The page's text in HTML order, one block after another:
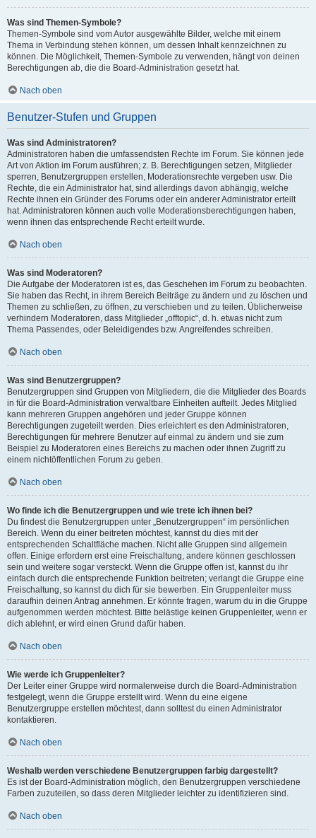
Was sind Themen-Symbole?
Themen-Symbole sind vom Autor ausgewählte Bilder, welche mit einem
Thema in Verbindung stehen können, um dessen Inhalt kennzeichnen zu
können. Die Möglichkeit, Themen-Symbole zu verwenden, hängt von deinen
Berechtigungen ab, die die Board-Administration gesetzt hat.
Nach oben
Benutzer-Stufen und Gruppen
Was sind Administratoren?
Administratoren haben die umfassendsten Rechte im Forum. Sie können jede
Art von Aktion im Forum ausführen; z. B. Berechtigungen setzen, Mitglieder
sperren, Benutzergruppen erstellen, Moderationsrechte vergeben usw. Die
Rechte, die ein Administrator hat, sind allerdings davon abhängig, welche
Rechte ihnen ein Gründer des Forums oder ein anderer Administrator erteilt
hat. Administratoren können auch volle Moderationsberechtigungen haben,
wenn ihnen das entsprechende Recht erteilt wurde.
Nach oben
Was sind Moderatoren?
Die Aufgabe der Moderatoren ist es, das Geschehen im Forum zu beobachten.
Sie haben das Recht, in ihrem Bereich Beiträge zu ändern und zu löschen und
Themen zu schließen, zu öffnen, zu verschieben und zu teilen. Üblicherweise
verhindern Moderatoren, dass Mitglieder „offtopic“, d. h. etwas nicht zum
Thema Passendes, oder Beleidigendes bzw. Angreifendes schreiben.
Nach oben
Was sind Benutzergruppen?
Benutzergruppen sind Gruppen von Mitgliedern, die die Mitglieder des Boards
in für die Board-Administration verwaltbare Einheiten aufteilt. Jedes Mitglied
kann mehreren Gruppen angehören und jeder Gruppe können
Berechtigungen zugeteilt werden. Dies erleichtert es den Administratoren,
Berechtigungen für mehrere Benutzer auf einmal zu ändern und sie zum
Beispiel zu Moderatoren eines Bereichs zu machen oder ihnen Zugriff zu
einem nichtöffentlichen Forum zu geben.
Nach oben
Wo finde ich die Benutzergruppen und wie trete ich ihnen bei?
Du findest die Benutzergruppen unter „Benutzergruppen“ im persönlichen
Bereich. Wenn du einer beitreten möchtest, kannst du dies mit der
entsprechenden Schaltfläche machen. Nicht alle Gruppen sind allgemein
offen. Einige erfordern erst eine Freischaltung, andere können geschlossen
sein und weitere sogar versteckt. Wenn die Gruppe offen ist, kannst du ihr
einfach durch die entsprechende Funktion beitreten; verlangt die Gruppe eine
Freischaltung, so kannst du dich für sie bewerben. Ein Gruppenleiter muss
daraufhin deinen Antrag annehmen. Er könnte fragen, warum du in die Gruppe
aufgenommen werden möchtest. Bitte belästige keinen Gruppenleiter, wenn er
dich ablehnt, er wird einen Grund dafür haben.
Nach oben
Wie werde ich Gruppenleiter?
Der Leiter einer Gruppe wird normalerweise durch die Board-Administration
festgelegt, wenn die Gruppe erstellt wird. Wenn du eine eigene
Benutzergruppe erstellen möchtest, dann solltest du einen Administrator
kontaktieren.
Nach oben
Weshalb werden verschiedene Benutzergruppen farbig dargestellt?
Es ist der Board-Administration möglich, den Benutzergruppen verschiedene
Farben zuzuteilen, so dass deren Mitglieder leichter zu identifizieren sind.
Nach oben